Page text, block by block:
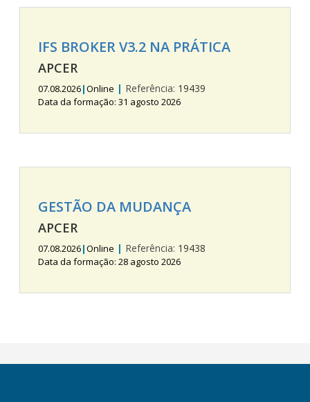
IFS BROKER V3.2 NA PRÁTICA
APCER
07.08.2026|Online | Referência: 19439
Data da formação: 31 agosto 2026
GESTÃO DA MUDANÇA
APCER
07.08.2026|Online | Referência: 19438
Data da formação: 28 agosto 2026